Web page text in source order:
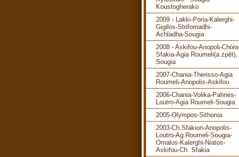
Koustogherako
2009 - Lakki-Poria-Kalerghi-
Gigilos-Strifomadhi-
Achladha-Sougia
2008 - Askifou-Anopoli-Chóra
Sfakia-Agia Roumeli(a zpět),
Sougia
2007-Chania-Therisso-Agia
Roumeli-Anopolis-Askifou
2006-Chania-Volika-Pahnes-
Loutro-Agia Roumeli-Sougia
2005-Olympos-Sithonia
2003-Ch.Sfakion-Anopolis-
Loutro-Ag.Roumeli-Sougia-
Omalos-Kalerghi-Niatos-
Askifou-Ch. Sfakia